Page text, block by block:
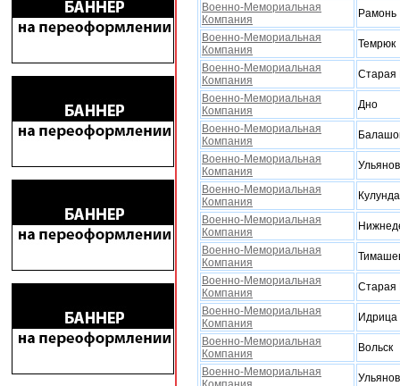
Военно-Мемориальная
Компания
Рамонь
Военно-Мемориальная
Компания
Темрюк
Военно-Мемориальная
Компания
Старая
Военно-Мемориальная
Компания
Дно
Военно-Мемориальная
Компания
Военно-Мемориальная
Компания
Военно-Мемориальная
Компания
Кулунда
Военно-Мемориальная
Компания
Военно-Мемориальная
Компания
Военно-Мемориальная
Компания
Старая
Военно-Мемориальная
Компания
Идрица
Военно-Мемориальная
Компания
Вольск
Военно-Мемориальная